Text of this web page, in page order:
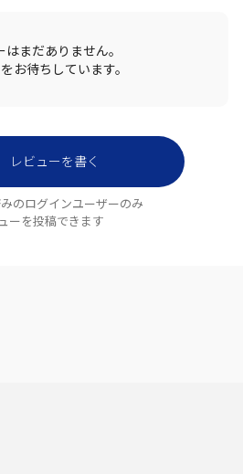
はまだありません。
お待ちしています。
レビューを書く
のログインユーザーのみ
ーを投稿できます